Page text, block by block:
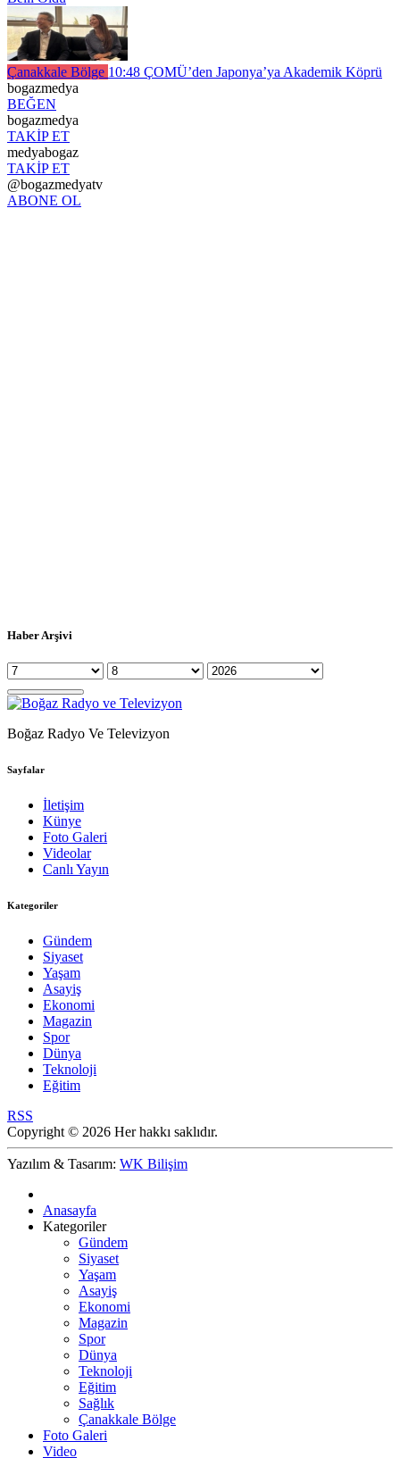
Çanakkale Bölge 10:48 ÇOMÜ’den Japonya’ya Akademik Köprü
bogazmedya
BEĞEN
bogazmedya
TAKİP ET
medyabogaz
TAKİP ET
@bogazmedyatv
ABONE OL
Haber Arşivi
Boğaz Radyo Ve Televizyon
Sayfalar
İletişim
Künye
Foto Galeri
Videolar
Canlı Yayın
Kategoriler
Gündem
Siyaset
Yaşam
Asayiş
Ekonomi
Magazin
Spor
Dünya
Teknoloji
Eğitim
RSS
Copyright © 2026 Her hakkı saklıdır.
Yazılım & Tasarım: WK Bilişim
Anasayfa
Kategoriler
Gündem
Siyaset
Yaşam
Asayiş
Ekonomi
Magazin
Spor
Dünya
Teknoloji
Eğitim
Sağlık
Çanakkale Bölge
Foto Galeri
Video